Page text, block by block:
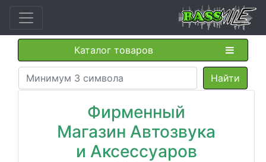
Каталог товаров
Фирменный
Магазин Автозвука
и Аксессуаров